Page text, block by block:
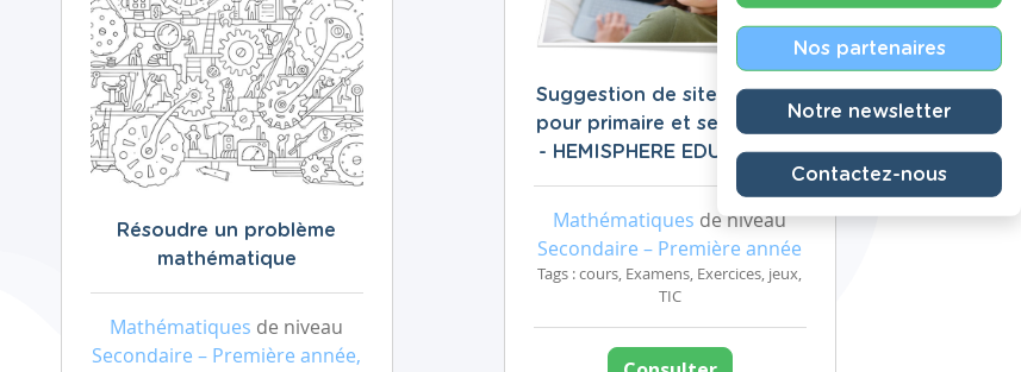
Résoudre un problème
mathématique
Mathématiques de niveau
Secondaire – Première année,
Suggestion de site éducatif
pour primaire et secondaire
- HEMISPHERE EDUCATION
Mathématiques de niveau
Secondaire – Première année
Tags : cours, Examens, Exercices, jeux,
TIC
Nos partenaires
Notre newsletter
Contactez-nous